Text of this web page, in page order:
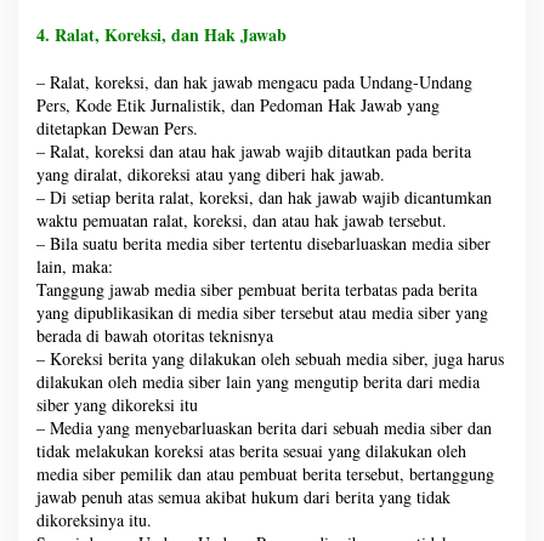
4. Ralat, Koreksi, dan Hak Jawab
– Ralat, koreksi, dan hak jawab mengacu pada Undang-Undang
Pers, Kode Etik Jurnalistik, dan Pedoman Hak Jawab yang
ditetapkan Dewan Pers.
– Ralat, koreksi dan atau hak jawab wajib ditautkan pada berita
yang diralat, dikoreksi atau yang diberi hak jawab.
– Di setiap berita ralat, koreksi, dan hak jawab wajib dicantumkan
waktu pemuatan ralat, koreksi, dan atau hak jawab tersebut.
– Bila suatu berita media siber tertentu disebarluaskan media siber
lain, maka:
Tanggung jawab media siber pembuat berita terbatas pada berita
yang dipublikasikan di media siber tersebut atau media siber yang
berada di bawah otoritas teknisnya
– Koreksi berita yang dilakukan oleh sebuah media siber, juga harus
dilakukan oleh media siber lain yang mengutip berita dari media
siber yang dikoreksi itu
– Media yang menyebarluaskan berita dari sebuah media siber dan
tidak melakukan koreksi atas berita sesuai yang dilakukan oleh
media siber pemilik dan atau pembuat berita tersebut, bertanggung
jawab penuh atas semua akibat hukum dari berita yang tidak
dikoreksinya itu.